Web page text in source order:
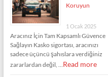
Koruyun
1 Ocak 2025
Aracınız İçin Tam Kapsamlı Güvence
Sağlayın Kasko sigortası, aracınızı
sadece üçüncü şahıslara verdiğiniz
zararlardan değil, … Read more